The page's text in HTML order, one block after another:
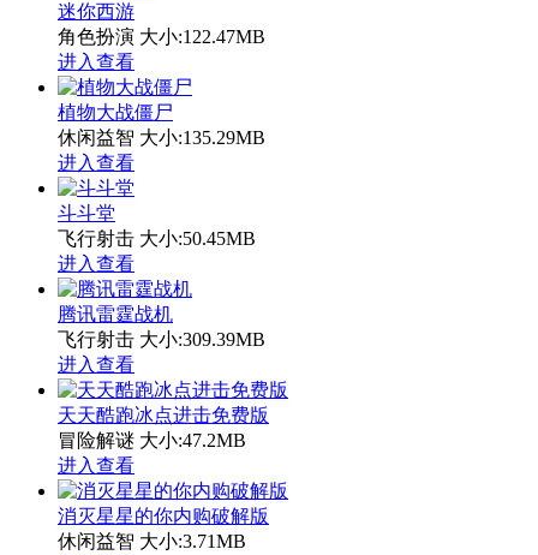
迷你西游
角色扮演 大小:122.47MB
进入查看
植物大战僵尸
休闲益智 大小:135.29MB
进入查看
斗斗堂
飞行射击 大小:50.45MB
进入查看
腾讯雷霆战机
飞行射击 大小:309.39MB
进入查看
天天酷跑冰点进击免费版
冒险解谜 大小:47.2MB
进入查看
消灭星星的你内购破解版
休闲益智 大小:3.71MB